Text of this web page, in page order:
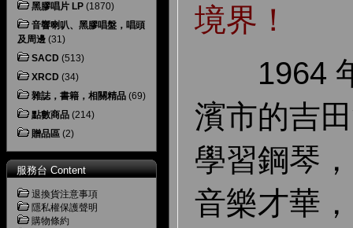
黑膠唱片 LP (1870)
音響喇叭、黑膠唱盤，唱頭
及周邊 (31)
SACD (513)
XRCD (34)
雜誌，書籍，相關精品 (69)
點數商品 (214)
贈品區 (2)
服務台 Content
退換貨注意事項
隱私權保護聲明
購物條約
境界！
1964 年
濱市的吉
學習鋼琴
音樂才華